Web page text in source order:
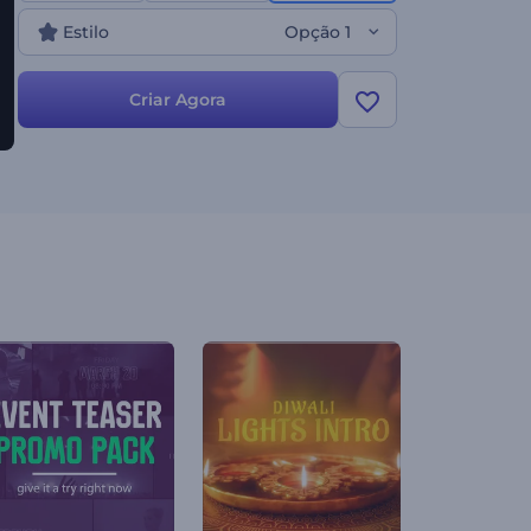
Experimente agora!
Estilo Opção 1
Criar Agora